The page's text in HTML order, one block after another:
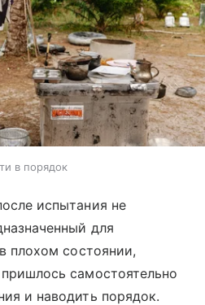
в порядок
испытания не
для
плохом состоянии,
самостоятельно
и наводить порядок.